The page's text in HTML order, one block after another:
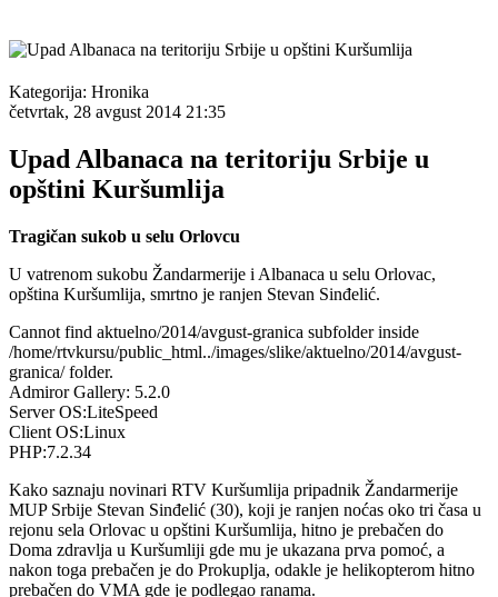
Kategorija: Hronika
četvrtak, 28 avgust 2014 21:35
Upad Albanaca na teritoriju Srbije u
opštini Kuršumlija
Tragičan sukob u selu Orlovcu
U vatrenom sukobu Žandarmerije i Albanaca u selu Orlovac,
opština Kuršumlija, smrtno je ranjen Stevan Sinđelić.
Cannot find aktuelno/2014/avgust-granica subfolder inside
/home/rtvkursu/public_html../images/slike/aktuelno/2014/avgust-
granica/ folder.
Admiror Gallery: 5.2.0
Server OS:LiteSpeed
Client OS:Linux
PHP:7.2.34
Kako saznaju novinari RTV Kuršumlija pripadnik Žandarmerije
MUP Srbije Stevan Sinđelić (30), koji je ranjen noćas oko tri časa u
rejonu sela Orlovac u opštini Kuršumlija, hitno je prebačen do
Doma zdravlja u Kuršumliji gde mu je ukazana prva pomoć, a
nakon toga prebačen je do Prokuplja, odakle je helikopterom hitno
prebačen do VMA gde je podlegao ranama.